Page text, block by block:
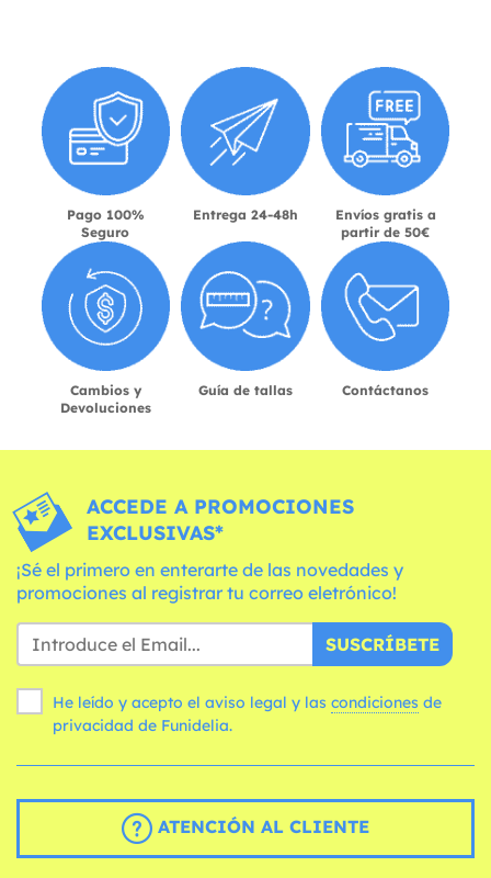
Pago 100%
Seguro
Entrega 24-48h
Envíos gratis a
partir de 50€
Cambios y
Devoluciones
Guía de tallas Contáctanos
ACCEDE A PROMOCIONES
EXCLUSIVAS*
¡Sé el primero en enterarte de las novedades y
promociones al registrar tu correo eletrónico!
SUSCRÍBETE
He leído y acepto el aviso legal y las condiciones
privacidad de Funidelia.
ATENCIÓN AL CLIENTE